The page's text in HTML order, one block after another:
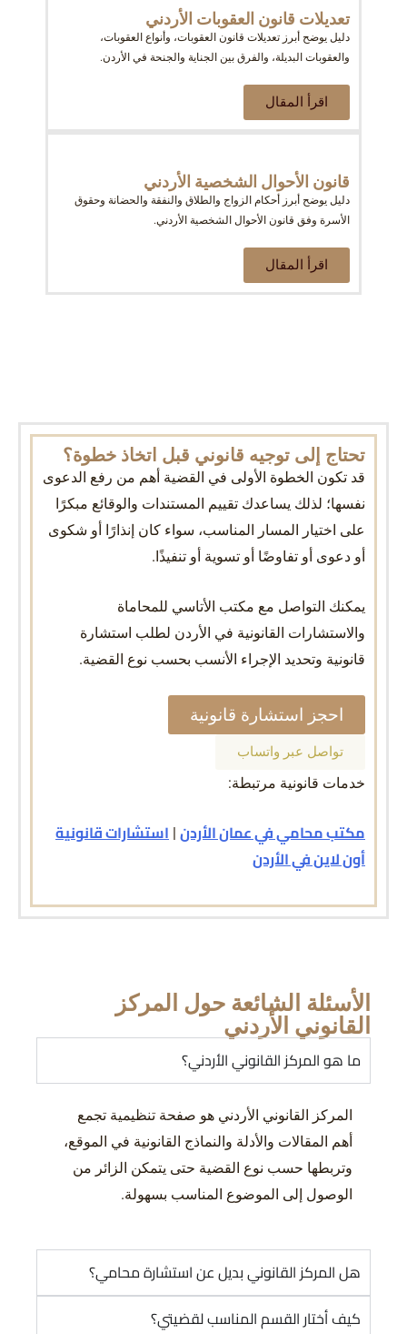
تعديلات قانون العقوبات الأردني
دليل يوضح أبرز تعديلات قانون العقوبات، وأنواع العقوبات،
والعقوبات البديلة، والفرق بين الجناية والجنحة في الأردن.
اقرأ المقال
قانون الأحوال الشخصية الأردني
دليل يوضح أبرز أحكام الزواج والطلاق والنفقة والحضانة وحقوق
الأسرة وفق قانون الأحوال الشخصية الأردني.
اقرأ المقال
تحتاج إلى توجيه قانوني قبل اتخاذ خطوة؟
قد تكون الخطوة الأولى في القضية أهم من رفع الدعوى
نفسها؛ لذلك يساعدك تقييم المستندات والوقائع مبكرًا
على اختيار المسار المناسب، سواء كان إنذارًا أو شكوى
أو دعوى أو تفاوضًا أو تسوية أو تنفيذًا.
يمكنك التواصل مع مكتب الأتاسي للمحاماة
والاستشارات القانونية في الأردن لطلب استشارة
قانونية وتحديد الإجراء الأنسب بحسب نوع القضية.
احجز استشارة قانونية
تواصل عبر واتساب
خدمات قانونية مرتبطة:
مكتب محامي في عمان الأردن | استشارات قانونية
أون لاين في الأردن
الأسئلة الشائعة حول المركز
القانوني الأردني
ما هو المركز القانوني الأردني؟
المركز القانوني الأردني هو صفحة تنظيمية تجمع
أهم المقالات والأدلة والنماذج القانونية في الموقع،
وتربطها حسب نوع القضية حتى يتمكن الزائر من
الوصول إلى الموضوع المناسب بسهولة.
هل المركز القانوني بديل عن استشارة محامي؟
كيف أختار القسم المناسب لقضيتي؟